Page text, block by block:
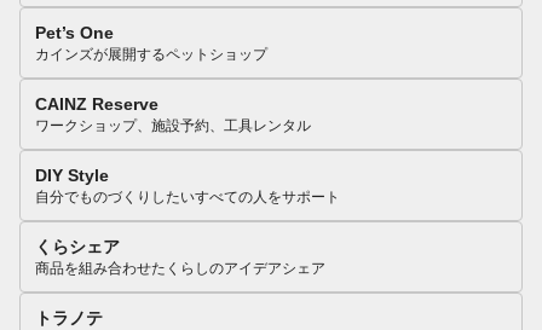
Pet’s One
カインズが展開するペットショップ
CAINZ Reserve
ワークショップ、施設予約、工具レンタル
DIY Style
自分でものづくりしたいすべての人をサポート
くらシェア
商品を組み合わせたくらしのアイデアシェア
トラノテ